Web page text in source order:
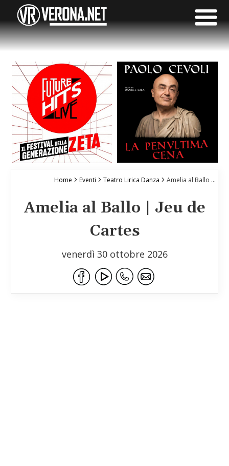
Home Eventi Teatro Lirica Danza Amelia al Ballo | Jeu de Cartes
Amelia al Ballo | Jeu de
Cartes
venerdì 30 ottobre 2026